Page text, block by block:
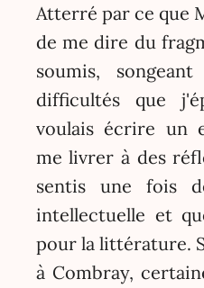
Atterré par ce que
de me dire du
soumis,
difficultés que
voulais écrire un
me livrer à des
sentis une fois
intellectuelle et
pour la littérature.
à Combray,